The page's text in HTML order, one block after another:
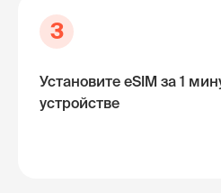
3
Установите eSIM за 1
устройстве